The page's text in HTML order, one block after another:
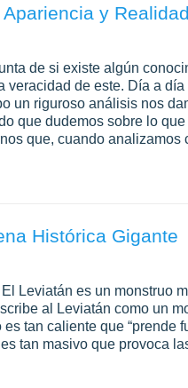
y Realidad
de si existe algún
veracidad de este. Día a
un riguroso análisis nos
que dudemos sobre lo
que, cuando
Histórica Gigante
Leviatán es un monstruo
al Leviatán como un
tan caliente que “prende
tan masivo que provoca